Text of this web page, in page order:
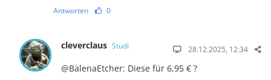
Antworten 0
cleverclaus Studi 28.12.2025, 12:34
@BalenaEtcher: Diese für 6,95 € ?